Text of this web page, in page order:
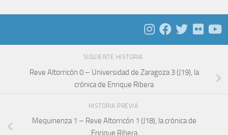
SIGUIENTE HISTORIA
Reve Altorricón 0 – Universidad de Zaragoza 3 (J19), la
crónica de Enrique Ribera
HISTORIA PREVIA
Mequinenza 1 – Reve Altorricón 1 (J18), la crónica de
Enrique Ribera